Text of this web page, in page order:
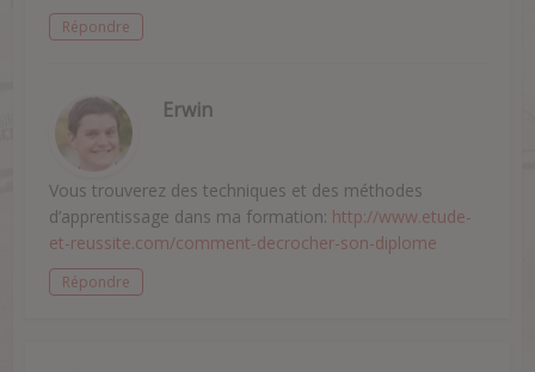
Répondre
Erwin
Vous trouverez des techniques et des méthodes
d’apprentissage dans ma formation: http://www.etude-
et-reussite.com/comment-decrocher-son-diplome
Répondre